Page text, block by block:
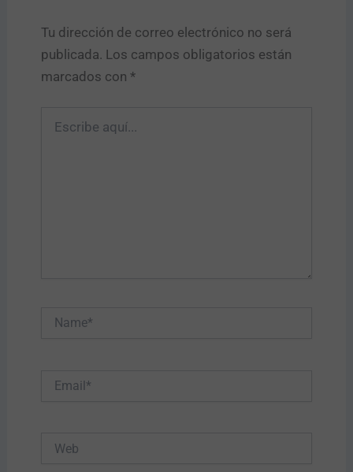
Tu dirección de correo electrónico no será
publicada. Los campos obligatorios están
marcados con *
aquí...